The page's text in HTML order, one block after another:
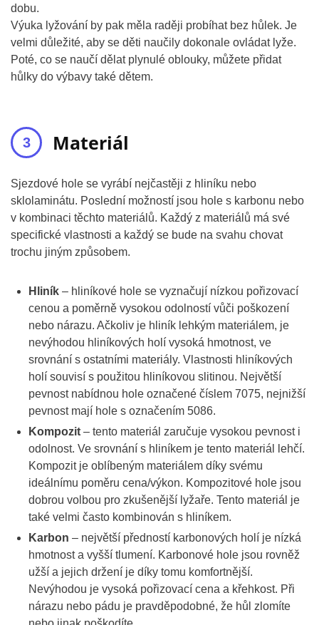
dobu.
Výuka lyžování by pak měla raději probíhat bez hůlek. Je
velmi důležité, aby se děti naučily dokonale ovládat lyže.
Poté, co se naučí dělat plynulé oblouky, můžete přidat
hůlky do výbavy také dětem.
Materiál
Sjezdové hole se vyrábí nejčastěji z hliníku nebo
sklolaminátu. Poslední možností jsou hole s karbonu nebo
v kombinaci těchto materiálů. Každý z materiálů má své
specifické vlastnosti a každý se bude na svahu chovat
trochu jiným způsobem.
Hliník – hliníkové hole se vyznačují nízkou pořizovací
cenou a poměrně vysokou odolností vůči poškození
nebo nárazu. Ačkoliv je hliník lehkým materiálem, je
nevýhodou hliníkových holí vysoká hmotnost, ve
srovnání s ostatními materiály. Vlastnosti hliníkových
holí souvisí s použitou hliníkovou slitinou. Největší
pevnost nabídnou hole označené číslem 7075, nejnižší
pevnost mají hole s označením 5086.
Kompozit – tento materiál zaručuje vysokou pevnost i
odolnost. Ve srovnání s hliníkem je tento materiál lehčí.
Kompozit je oblíbeným materiálem díky svému
ideálnímu poměru cena/výkon. Kompozitové hole jsou
dobrou volbou pro zkušenější lyžaře. Tento materiál je
také velmi často kombinován s hliníkem.
Karbon – největší předností karbonových holí je nízká
hmotnost a vyšší tlumení. Karbonové hole jsou rovněž
užší a jejich držení je díky tomu komfortnější.
Nevýhodou je vysoká pořizovací cena a křehkost. Při
nárazu nebo pádu je pravděpodobné, že hůl zlomíte